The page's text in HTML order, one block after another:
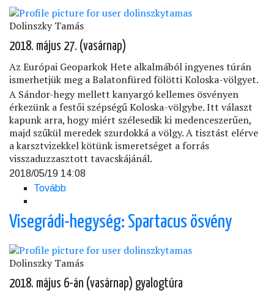
Dolinszky Tamás
2018. május 27. (vasárnap)
Az Európai Geoparkok Hete alkalmából ingyenes túrán
ismerhetjük meg a Balatonfüred fölötti Koloska-völgyet.
A Sándor-hegy mellett kanyargó kellemes ösvényen
érkezünk a festői szépségű Koloska-völgybe. Itt választ
kapunk arra, hogy miért szélesedik ki medenceszerűen,
majd szűkül meredek szurdokká a völgy. A tisztást elérve
a karsztvizekkel kötünk ismeretséget a forrás
visszaduzzasztott tavacskájánál.
2018/05/19 14:08
Tovább
Koloska-
völgyben)
Visegrádi-hegység: Spartacus ösvény
Dolinszky Tamás
2018. május 6-án (vasárnap) gyalogtúra